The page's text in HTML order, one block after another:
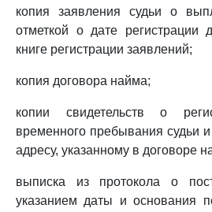
копия заявления судьи о
отметкой о дате регистрации
книге регистрации заявлений;
копия договора найма;
копии свидетельств о
временного пребывания судьи
адресу, указанному в договоре
выписка из протокола о
указанием даты и основания